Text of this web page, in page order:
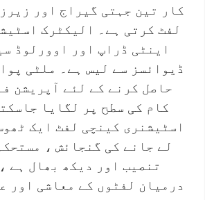
کار تین جہتی گیراج اور
لفٹ کرتی ہے۔ الیکٹرک
اینٹی ڈراپ اور اوورلوڈ
ڈیوائسز سے لیس ہے۔ ملٹی
حاصل کرنے کے لئے آپریشن
کام کی سطح پر لگایا
اسٹیشنری کینچی لفٹ ایک
لے جانے کی گنجائش ،
تنصیب اور دیکھ بھال ہے
درمیان لفٹوں کے معاشی اور